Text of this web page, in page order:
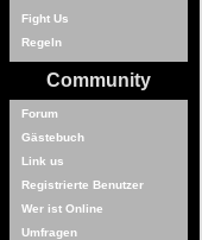
Fight Us
Regeln
Community
Forum
Gästebuch
Link us
Registrierte Benutzer
Wer ist Online
Umfragen